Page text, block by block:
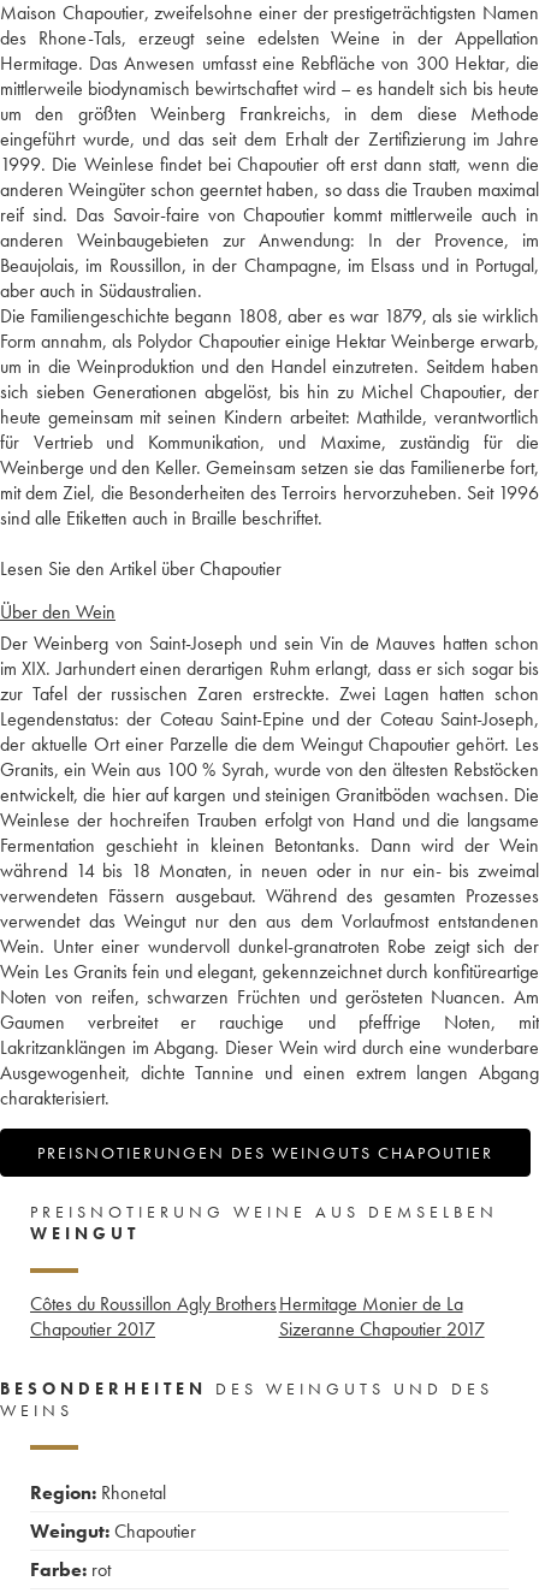
Maison Chapoutier, zweifelsohne einer der prestigeträchtigsten Namen
des Rhone-Tals, erzeugt seine edelsten Weine in der Appellation
Hermitage. Das Anwesen umfasst eine Rebfläche von 300 Hektar, die
mittlerweile biodynamisch bewirtschaftet wird – es handelt sich bis heute
um den größten Weinberg Frankreichs, in dem diese Methode
eingeführt wurde, und das seit dem Erhalt der Zertifizierung im Jahre
1999. Die Weinlese findet bei Chapoutier oft erst dann statt, wenn die
anderen Weingüter schon geerntet haben, so dass die Trauben maximal
reif sind. Das Savoir-faire von Chapoutier kommt mittlerweile auch in
anderen Weinbaugebieten zur Anwendung: In der Provence, im
Beaujolais, im Roussillon, in der Champagne, im Elsass und in Portugal,
aber auch in Südaustralien.
Die Familiengeschichte begann 1808, aber es war 1879, als sie wirklich
Form annahm, als Polydor Chapoutier einige Hektar Weinberge erwarb,
um in die Weinproduktion und den Handel einzutreten. Seitdem haben
sich sieben Generationen abgelöst, bis hin zu Michel Chapoutier, der
heute gemeinsam mit seinen Kindern arbeitet: Mathilde, verantwortlich
für Vertrieb und Kommunikation, und Maxime, zuständig für die
Weinberge und den Keller. Gemeinsam setzen sie das Familienerbe fort,
mit dem Ziel, die Besonderheiten des Terroirs hervorzuheben. Seit 1996
sind alle Etiketten auch in Braille beschriftet.
Lesen Sie den Artikel über Chapoutier
Über den Wein
Der Weinberg von Saint-Joseph und sein Vin de Mauves hatten schon
im XIX. Jarhundert einen derartigen Ruhm erlangt, dass er sich sogar bis
zur Tafel der russischen Zaren erstreckte. Zwei Lagen hatten schon
Legendenstatus: der Coteau Saint-Epine und der Coteau Saint-Joseph,
der aktuelle Ort einer Parzelle die dem Weingut Chapoutier gehört. Les
Granits, ein Wein aus 100 % Syrah, wurde von den ältesten Rebstöcken
entwickelt, die hier auf kargen und steinigen Granitböden wachsen. Die
Weinlese der hochreifen Trauben erfolgt von Hand und die langsame
Fermentation geschieht in kleinen Betontanks. Dann wird der Wein
während 14 bis 18 Monaten, in neuen oder in nur ein- bis zweimal
verwendeten Fässern ausgebaut. Während des gesamten Prozesses
verwendet das Weingut nur den aus dem Vorlaufmost entstandenen
Wein. Unter einer wundervoll dunkel-granatroten Robe zeigt sich der
Wein Les Granits fein und elegant, gekennzeichnet durch konfitüreartige
Noten von reifen, schwarzen Früchten und gerösteten Nuancen. Am
Gaumen verbreitet er rauchige und pfeffrige Noten, mit
Lakritzanklängen im Abgang. Dieser Wein wird durch eine wunderbare
Ausgewogenheit, dichte Tannine und einen extrem langen Abgang
charakterisiert.
PREISNOTIERUNGEN DES WEINGUTS CHAPOUTIER
PREISNOTIERUNG WEINE AUS DEMSELBEN
WEINGUT
Côtes du Roussillon Agly Brothers
Chapoutier 2017
Hermitage Monier de La
Sizeranne Chapoutier 2017
BESONDERHEITEN
DES WEINGUTS UND DES
WEINS
Region: Rhonetal
Weingut:Chapoutier
Farbe: rot